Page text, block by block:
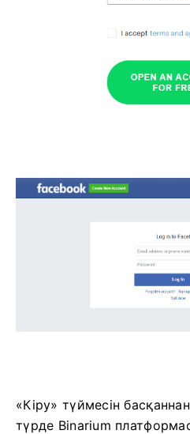
«Кіру» түймесін
түрде Binarium